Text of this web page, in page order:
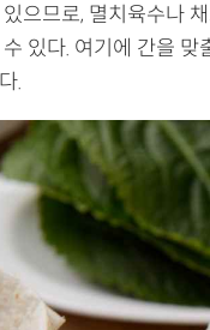
있으므로, 멸치육수나
있다. 여기에 간을 맞
.